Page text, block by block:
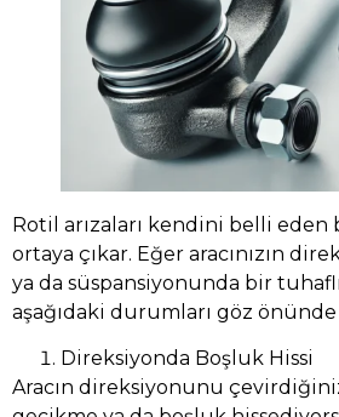
Rotil arızaları kendini belli eden
ortaya çıkar. Eğer aracınızın
ya da süspansiyonunda bir
aşağıdaki durumları göz önünde
Direksiyonda Boşluk Hissi
Aracın direksiyonunu